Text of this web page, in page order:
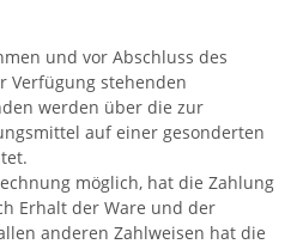
und vor Abschluss des
Verfügung stehenden
werden über die zur
auf einer gesonderten
möglich, hat die Zahlung
Erhalt der Ware und der
anderen Zahlweisen hat die